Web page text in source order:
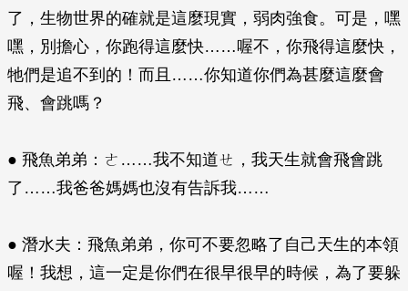
了，生物世界的確就是這麼現實，弱肉強食。可是，嘿
嘿，別擔心，你跑得這麼快……喔不，你飛得這麼快，
牠們是追不到的！而且……你知道你們為甚麼這麼會
飛、會跳嗎？
● 飛魚弟弟：ㄜ……我不知道ㄝ，我天生就會飛會跳
了……我爸爸媽媽也沒有告訴我……
● 潛水夫：飛魚弟弟，你可不要忽略了自己天生的本領
喔！我想，這一定是你們在很早很早的時候，為了要躲